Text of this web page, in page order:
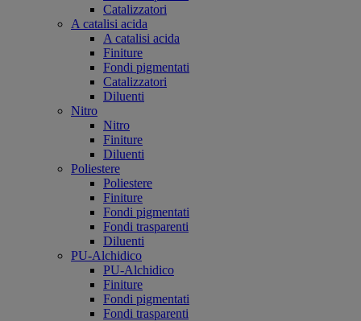
Catalizzatori
A catalisi acida
A catalisi acida
Finiture
Fondi pigmentati
Catalizzatori
Diluenti
Nitro
Nitro
Finiture
Diluenti
Poliestere
Poliestere
Finiture
Fondi pigmentati
Fondi trasparenti
Diluenti
PU-Alchidico
PU-Alchidico
Finiture
Fondi pigmentati
Fondi trasparenti